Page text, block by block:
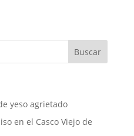
yeso agrietado
en el Casco Viejo de